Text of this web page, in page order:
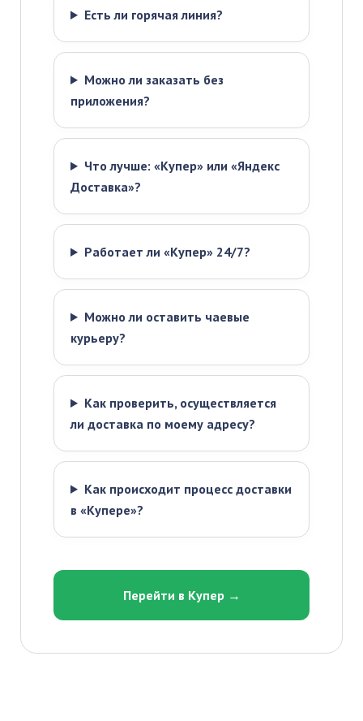
Есть ли горячая линия?
Можно ли заказать без
приложения?
Что лучше: «Купер» или «Яндекс
Доставка»?
Работает ли «Купер» 24/7?
Можно ли оставить чаевые
курьеру?
Как проверить, осуществляется
ли доставка по моему адресу?
Как происходит процесс доставки
в «Купере»?
Перейти в Купер →